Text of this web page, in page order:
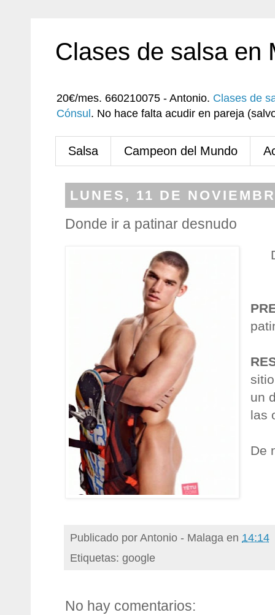
Clases de salsa en
20€/mes. 660210075 - Antonio. Clases de
Cónsul . No hace falta acudir en pareja
Salsa Campeon del Mundo
LUNES, 11 DE
Donde ir a patinar desnudo
un
las
De
Publicado porAntonio - Malaga en 14:14
Etiquetas: google
No hay comentarios: